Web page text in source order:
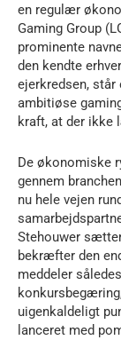
en regulær
Gaming Group
prominente
den kendte
ejerkredsen,
ambitiøse
kraft, at der ikke
De økonomiske
gennem
nu hele vejen
Stehouwer
bekræfter den
meddeler
uigenkaldeligt
lanceret med